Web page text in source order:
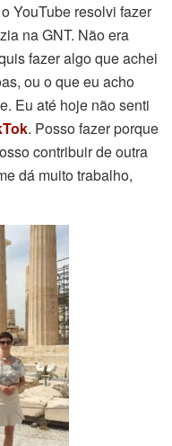
YouTube resolvi fazer
na GNT. Não era
fazer algo que achei
ou o que eu acho
Eu até hoje não senti
. Posso fazer porque
contribuir de outra
dá muito trabalho,